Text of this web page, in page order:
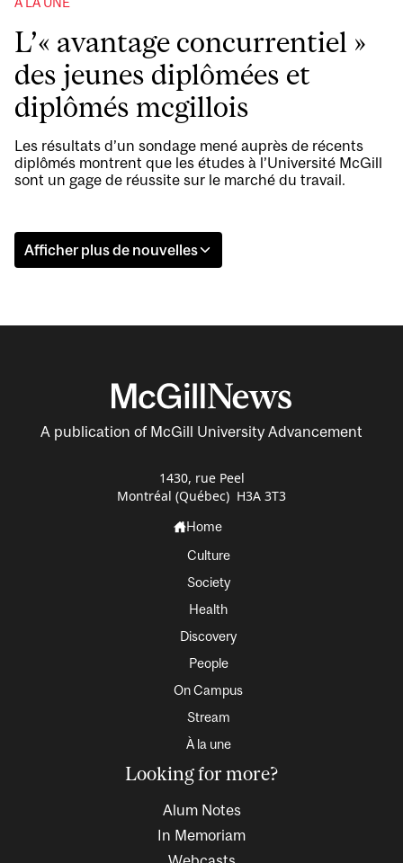
L’« avantage concurrentiel »
des jeunes diplômées et
diplômés mcgillois
Les résultats d’un sondage mené auprès de récents
diplômés montrent que les études à l’Université McGill
sont un gage de réussite sur le marché du travail.
Afficher plus de nouvelles
A publication of McGill University Advancement
1430, rue Peel
Montréal (Québec) H3A 3T3
Home
Culture
Society
Health
Discovery
People
On Campus
Stream
À la une
Looking for more?
Alum Notes
In Memoriam